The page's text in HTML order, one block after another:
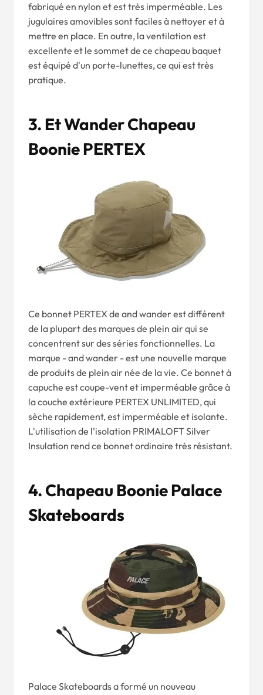
fabriqué en nylon et est très imperméable. Les
jugulaires amovibles sont faciles à nettoyer et à
mettre en place. En outre, la ventilation est
excellente et le sommet de ce chapeau baquet
est équipé d'un porte-lunettes, ce qui est très
pratique.
3. Et Wander Chapeau
Boonie PERTEX
Ce bonnet PERTEX de and wander est différent
de la plupart des marques de plein air qui se
concentrent sur des séries fonctionnelles. La
marque - and wander - est une nouvelle marque
de produits de plein air née de la vie. Ce bonnet à
capuche est coupe-vent et imperméable grâce à
la couche extérieure PERTEX UNLIMITED, qui
sèche rapidement, est imperméable et isolante.
L'utilisation de l'isolation PRIMALOFT Silver
Insulation rend ce bonnet ordinaire très résistant.
4. Chapeau Boonie Palace
Skateboards
Palace Skateboards a formé un nouveau